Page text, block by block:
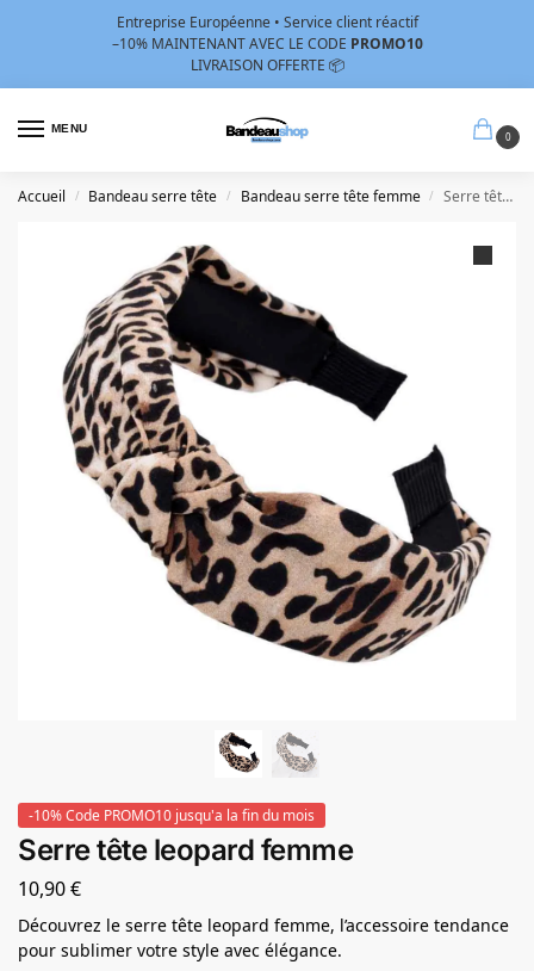
Entreprise Européenne • Service client réactif
–10% MAINTENANT AVEC LE CODE PROMO10
LIVRAISON OFFERTE 📦
MENU
0
Accueil / Bandeau serre tête / Bandeau serre tête femme / Serre tête leopard femme
-10% Code PROMO10 jusqu'a la fin du mois
Serre tête leopard femme
10,90€
Découvrez le serre tête leopard femme, l’accessoire tendance
pour sublimer votre style avec élégance.